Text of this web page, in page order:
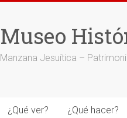
Museo
Manzana Jesuítica –
¿Qué ver? ¿Qué hacer?